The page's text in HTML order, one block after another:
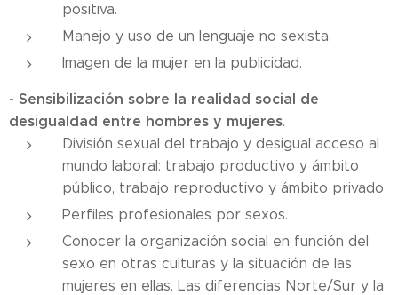
positiva.
Manejo y uso de un lenguaje no sexista.
Imagen de la mujer en la publicidad.
- Sensibilización sobre la realidad social de
desigualdad entre hombres y mujeres.
División sexual del trabajo y desigual acceso al
mundo laboral: trabajo productivo y ámbito
público, trabajo reproductivo y ámbito privado
Perfiles profesionales por sexos.
Conocer la organización social en función del
sexo en otras culturas y la situación de las
mujeres en ellas. Las diferencias Norte/Sur y la